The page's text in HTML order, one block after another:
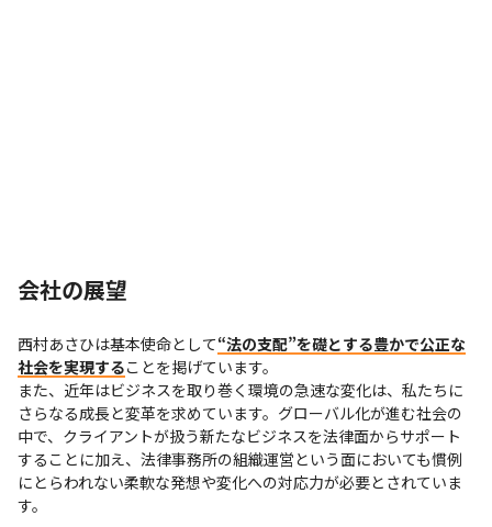
会社の展望
西村あさひは基本使命として“法の支配”を礎とする豊かで公正な
社会を実現することを掲げています。
また、近年はビジネスを取り巻く環境の急速な変化は、私たちに
さらなる成長と変革を求めています。グローバル化が進む社会の
中で、クライアントが扱う新たなビジネスを法律面からサポート
することに加え、法律事務所の組織運営という面においても慣例
にとらわれない柔軟な発想や変化への対応力が必要とされていま
す。